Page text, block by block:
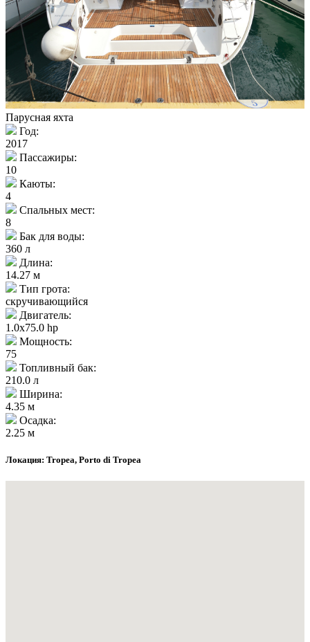
Парусная яхта
Год:
2017
Пассажиры:
10
Каюты:
4
Спальных мест:
8
Бак для воды:
360 л
Длина:
14.27 м
Тип грота:
скручивающийся
Двигатель:
1.0x75.0 hp
Мощность:
75
Топливный бак:
210.0 л
Ширина:
4.35 м
Осадка:
2.25 м
Локация: Tropea, Porto di Tropea